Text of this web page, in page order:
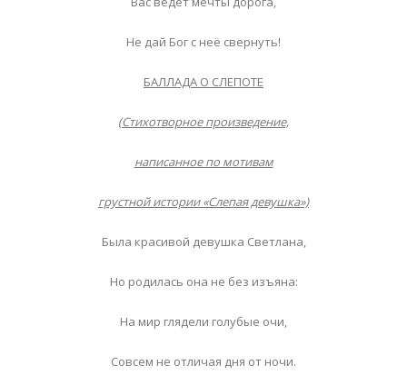
Не дай Бог с неё свернуть!
БАЛЛАДА О СЛЕПОТЕ
(Стихотворное произведение,
написанное по мотивам
грустной истории «Слепая девушка»)
Была красивой девушка Светлана,
Но родилась она не без изъяна:
На мир глядели голубые очи,
Совсем не отличая дня от ночи.